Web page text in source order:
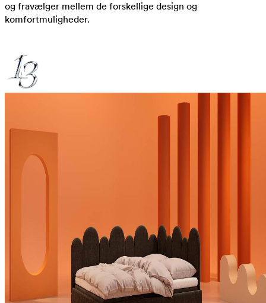
og fravælger mellem de forskellige design og
komfortmuligheder.